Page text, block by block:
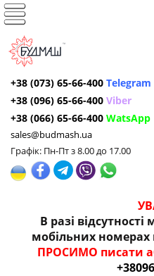
+38 (073) 65-66-400 Telegram
+38 (096) 65-66-400 Viber
+38 (066) 65-66-400 WatsApp
sales@budmash.ua
Графік: Пн-Пт з 8.00 до 17.00
В разі
мобільних
ПРОСИМО писати